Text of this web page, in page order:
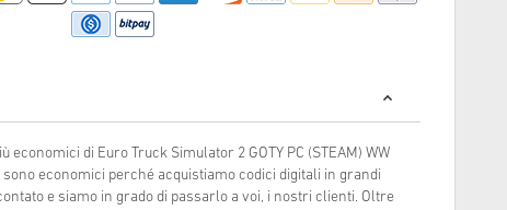
economici di Euro Truck Simulator 2 GOTY PC (STEAM) WW
economici perché acquistiamo codici digitali in grandi
e siamo in grado di passarlo a voi, i nostri clienti. Oltre